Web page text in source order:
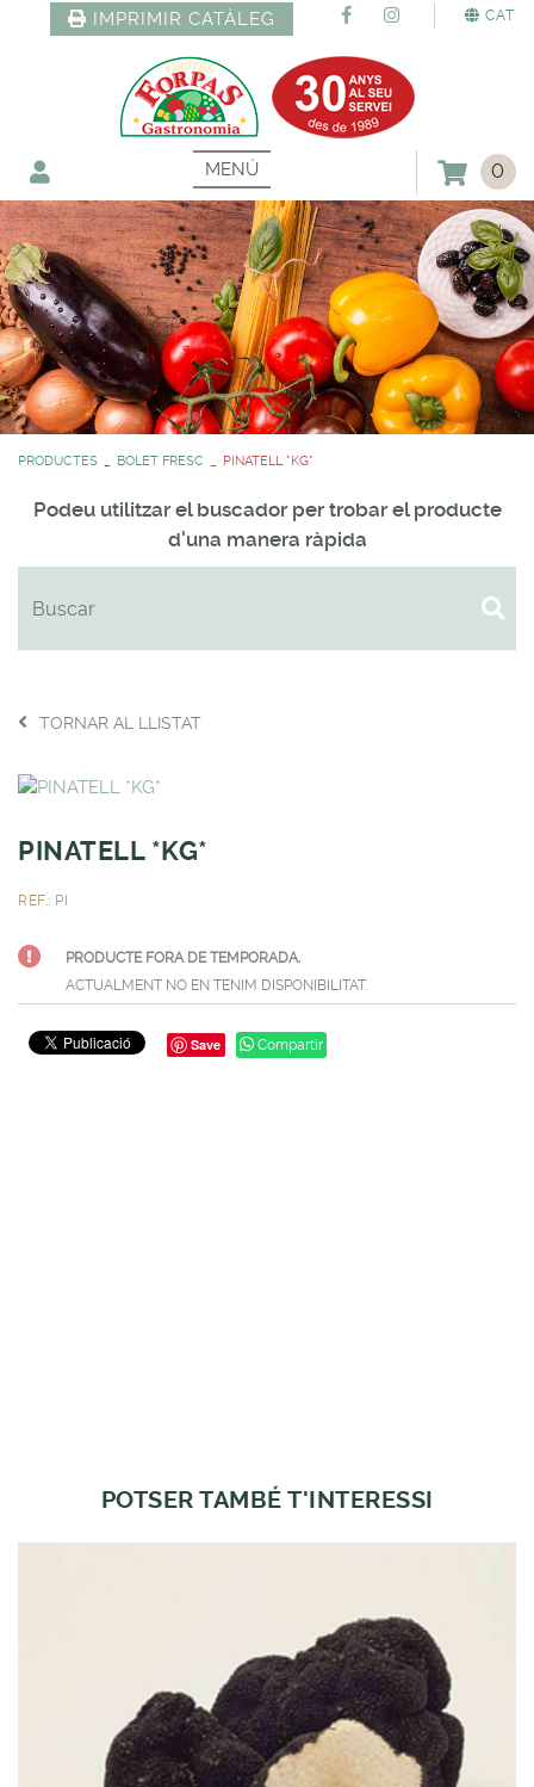
CAT
IMPRIMIR CATÀLEG
MENÚ 0
PRODUCTES BOLET FRESC PINATELL *KG*
Podeu utilitzar el buscador per trobar el producte
d'una manera ràpida
TORNAR AL LLISTAT
PINATELL *KG*
REF.: PI
PRODUCTE FORA DE TEMPORADA.
ACTUALMENT NO EN TENIM DISPONIBILITAT.
Save Compartir
POTSER TAMBÉ T'INTERESSI